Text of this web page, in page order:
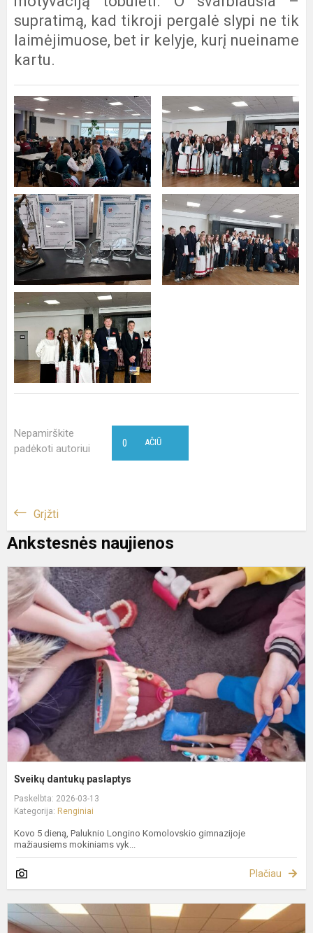
supratimą, kad tikroji pergalė slypi ne tik
laimėjimuose, bet ir kelyje, kurį nueiname
kartu.
Nepamirškite
padėkoti autoriui
AČIŪ
0
Grįžti
Ankstesnės naujienos
Sveikų dantukų paslaptys
Paskelbta: 2026-03-13
Kategorija: Renginiai
Kovo 5 dieną, Paluknio Longino Komolovskio gimnazijoje
mažiausiems mokiniams vyk...
Plačiau